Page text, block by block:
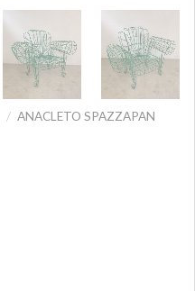
/ ANACLETO SPAZZAPAN